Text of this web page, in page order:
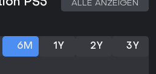
und Sentinel I. Der Kampf ist
Schläge, Schubser und
System lädt dazu ein,
ALLE ANZEIGEN
6M 1Y 2Y 3Y